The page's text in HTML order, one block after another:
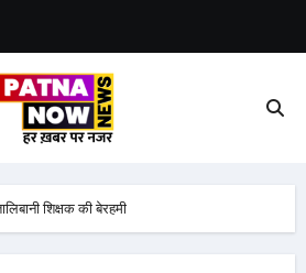
राजद का बंद को समर्थन
शिक्षक की बेरहमी